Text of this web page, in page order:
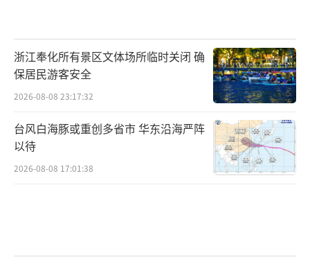
浙江奉化所有景区文体场所临时关闭 确
保居民游客安全
2026-08-08 23:17:32
台风白海豚或重创多省市 华东沿海严阵
以待
2026-08-08 17:01:38